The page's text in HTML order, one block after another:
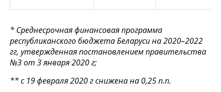
* Среднесрочная финансовая программа
республиканского бюджета Беларуси на 2020–2022
гг, утвержденная постановлением правительства
№3 от 3 января 2020 г;
** с 19 февраля 2020 г снижена на 0,25 п.п.